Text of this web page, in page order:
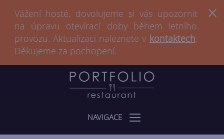
Vážení hosté, dovolujeme si vás upozornit
na úpravu otevírací doby během letního
provozu. Aktualizaci naleznete v kontaktech.
Děkujeme za pochopení.
NAVIGACE